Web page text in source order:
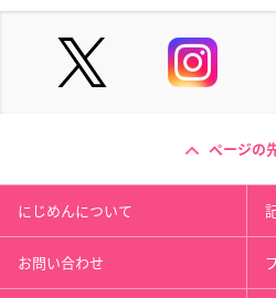
ページの
にじめんについて
お問い合わせ